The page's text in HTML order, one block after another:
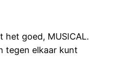
het goed, MUSICAL.
tegen elkaar kunt